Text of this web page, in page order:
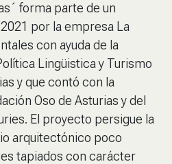
forma parte de un
por la empresa La
con ayuda de la
Lingüistica y Turismo
y que contó con la
Oso de Asturias y del
El proyecto persigue la
arquitectónico poco
tapiados con carácter